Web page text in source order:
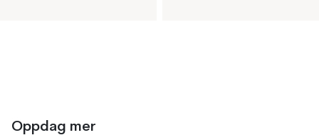
Oppdag mer